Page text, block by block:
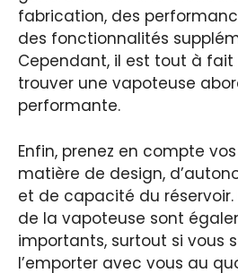
fabrication, des
des fonctionnalités
Cependant, il est tout à fait
trouver une vapoteuse
performante.
Enfin, prenez en compte
matière de design,
et de capacité du
de la vapoteuse sont
importants, surtout si vous
l’emporter avec vous au